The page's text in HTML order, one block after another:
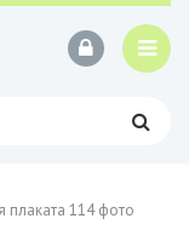
плаката 114 фото